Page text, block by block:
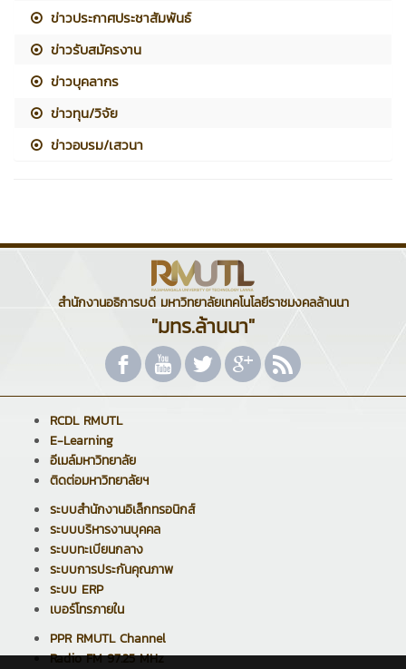
ข่าวประกาศประชาสัมพันธ์
ข่าวรับสมัครงาน
ข่าวบุคลากร
ข่าวทุน/วิจัย
ข่าวอบรม/เสวนา
สำนักงานอธิการบดี มหาวิทยาลัยเทคโนโลยีราชมงคลล้านนา
"มทร.ล้านนา"
RCDL RMUTL
E-Learning
อีเมล์มหาวิทยาลัย
ติดต่อมหาวิทยาลัยฯ
ระบบสำนักงานอิเล็กทรอนิกส์
ระบบบริหารงานบุคคล
ระบบทะเบียนกลาง
ระบบการประกันคุณภาพ
ระบบ ERP
เบอร์โทรภายใน
PPR RMUTL Channel
Radio FM 97.25 MHz